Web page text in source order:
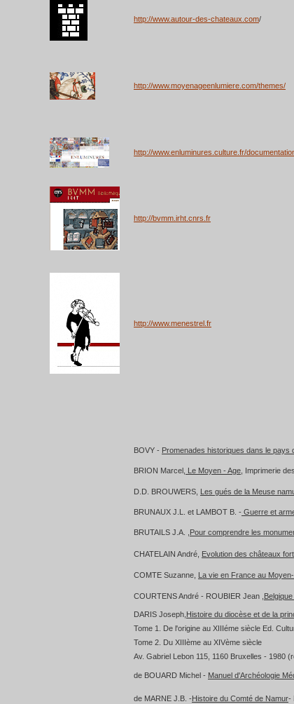
http://www.autour-des-chateaux.com/
http://www.moyenageenlumiere.com/themes/
http://www.enluminures.culture.fr/
http://bvmm.irht.cnrs.fr
http://www.menestrel.fr
BOVY - Promenades historiques dans le pays
BRION Marcel, Le Moyen - Age , Imprimerie
D.D. BROUWERS, Les gués de la Meuse
BRUNAUX J.L. et LAMBOT B. - Guerre et
BRUTAILS J.A. , Pour comprendre les
CHATELAIN André, Evolution des châteaux
COMTE Suzanne, La vie en France au
COURTENS André - ROUBIER Jean ,
DARIS Joseph, Histoire du diocèse et de la
Tome 1. De l'origine au XIIIéme siècle Ed.
Tome 2. Du XIIIème au XIVème siècle
Av. Gabriel Lebon 115, 1160 Bruxelles - 1980
de BOUARD Michel - Manuel d'Archéologie
de MARNE J.B. -Histoire du Comté de Namur-